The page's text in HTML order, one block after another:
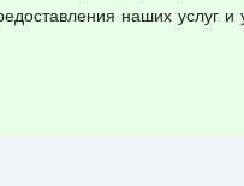
наших услуг и